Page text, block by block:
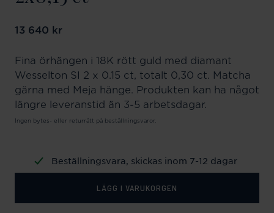
Pris:13 640 kr
13 640 kr
Fina örhängen i 18K rött guld med diamant
Wesselton SI 2 x 0.15 ct, totalt 0,30 ct. Matcha
gärna med Meja hänge. Produkten kan ha något
längre leveranstid än 3-5 arbetsdagar.
Ingen bytes- eller returrätt på beställningsvaror.
Beställningsvara, skickas inom 7-12 dagar
LÄGG I VARUKORGEN